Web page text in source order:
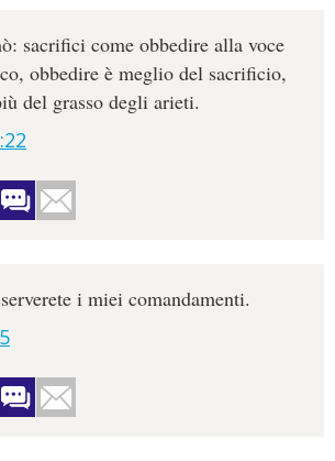
sacrifici come obbedire alla voce
obbedire è meglio del sacrificio,
del grasso degli arieti.
i miei comandamenti.